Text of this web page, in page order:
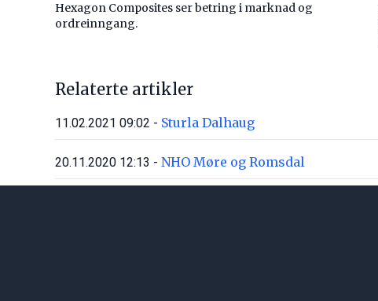
Hexagon Composites ser betring i marknad og
ordreinngang.
Relaterte artikler
11.02.2021 09:02 - Sturla Dalhaug
20.11.2020 12:13 - NHO Møre og Romsdal